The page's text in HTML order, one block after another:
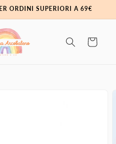
ORDINI SUPERIORI A 69€
Carrello